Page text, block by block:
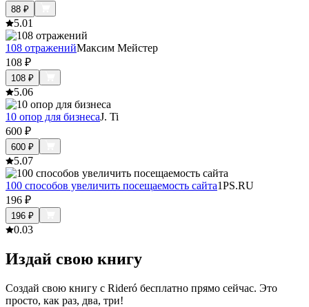
88 ₽
5.01
108 отраженийМаксим Мейстер
108 ₽
108 ₽
5.06
10 опор для бизнесаJ. Ti
600 ₽
600 ₽
5.07
100 способов увеличить посещаемость сайта1PS.RU
196 ₽
196 ₽
0.03
Издай свою книгу
Создай свою книгу с Rideró бесплатно прямо сейчас. Это
просто, как раз, два, три!